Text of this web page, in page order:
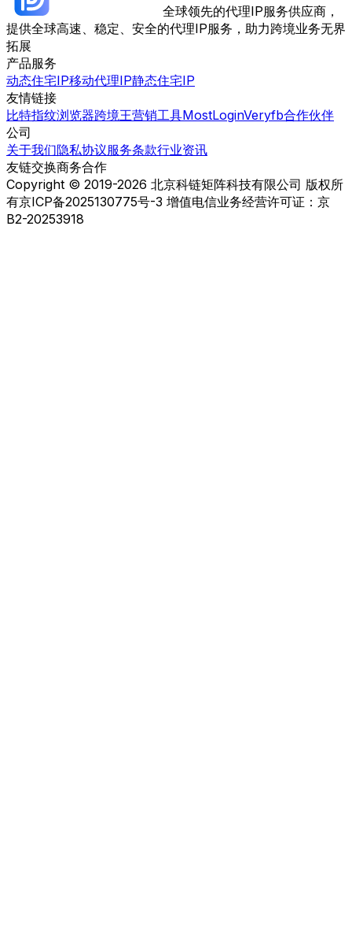
全球领先的代理IP服务供应商，
提供全球高速、稳定、安全的代理IP服务，助力跨境业务无界
拓展
产品服务
动态住宅IP移动代理IP静态住宅IP
友情链接
比特指纹浏览器跨境王营销工具MostLoginVeryfb合作伙伴
公司
关于我们隐私协议服务条款行业资讯
友链交换商务合作
Copyright © 2019-2026 北京科链矩阵科技有限公司 版权所
有京ICP备2025130775号-3 增值电信业务经营许可证：京
B2-20253918